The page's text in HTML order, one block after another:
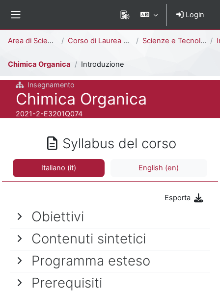
Login
Area di Scienze Corso di Laurea Triennale Scienze e Tecnologie per l'Ambiente [E3202Q - E3201Q]
Chimica Organica Introduzione
Insegnamento
Titolo del corso
Chimica Organica
Codice identificativo del corso
2021-2-E3201Q074
Syllabus del corso
Italiano ‎(it)‎ English ‎(en)‎
Esporta
Obiettivi
Contenuti sintetici
Programma esteso
Prerequisiti